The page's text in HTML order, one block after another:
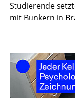
Studierende
mit Bunkern in